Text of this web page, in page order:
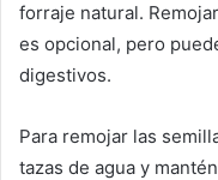
forraje natural.
es opcional, pero
digestivos.
Para remojar las
tazas de agua y